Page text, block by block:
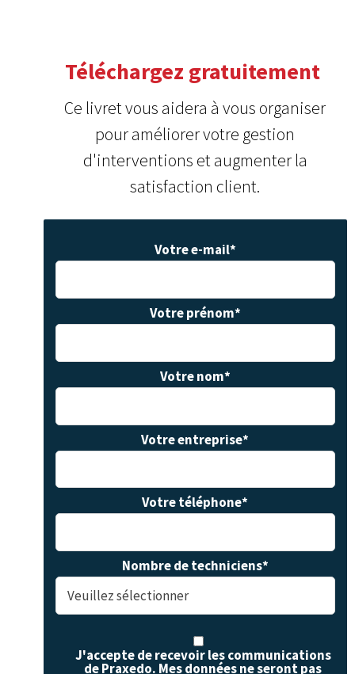
Téléchargez gratuitement
Ce livret vous aidera à vous organiser
pour améliorer votre gestion
d'interventions et augmenter la
satisfaction client.
Votre e-mail*
Votre prénom*
Votre nom*
Votre entreprise*
Votre téléphone*
Nombre de techniciens*
J'accepte de recevoir les communications
de Praxedo. Mes données ne seront pas